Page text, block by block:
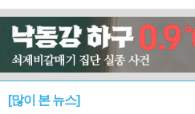
[많이 본 뉴스]